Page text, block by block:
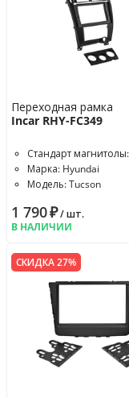
Переходная рамка
Incar RHY-FC349
Стандарт
Марка: Hyundai
Модель: Tucson
1 790₽/ шт.
В НАЛИЧИИ
СКИДКА 27%